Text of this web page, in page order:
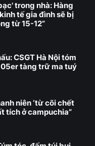
trong nhà: Hàng
tế gia đình sẽ bị
từ 15-12”
CSGT Hà Nội tóm
tàng trữ ma tuý
niên ‘từ cõi chết
tích ở campuchia”